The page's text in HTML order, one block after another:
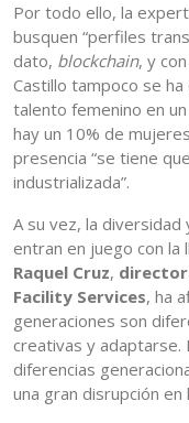
Por todo ello, la
busquen “perfiles
dato, blockchain, y
Castillo tampoco se
talento femenino en
hay un 10% de
presencia “se tiene
industrializada”.
A su vez, la diversidad
entran en juego con la
Raquel Cruz,
Facility Services, ha
generaciones son
creativas y adaptarse.
diferencias
una gran disrupción en